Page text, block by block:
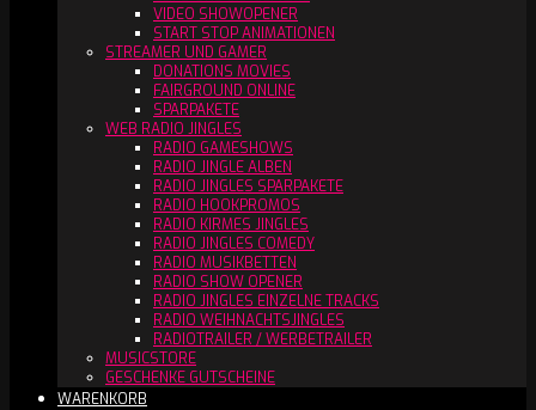
VIDEO SHOWOPENER
START STOP ANIMATIONEN
STREAMER UND GAMER
DONATIONS MOVIES
FAIRGROUND ONLINE
SPARPAKETE
WEB RADIO JINGLES
RADIO GAMESHOWS
RADIO JINGLE ALBEN
RADIO JINGLES SPARPAKETE
RADIO HOOKPROMOS
RADIO KIRMES JINGLES
RADIO JINGLES COMEDY
RADIO MUSIKBETTEN
RADIO SHOW OPENER
RADIO JINGLES EINZELNE TRACKS
RADIO WEIHNACHTSJINGLES
RADIOTRAILER / WERBETRAILER
MUSICSTORE
GESCHENKE GUTSCHEINE
WARENKORB